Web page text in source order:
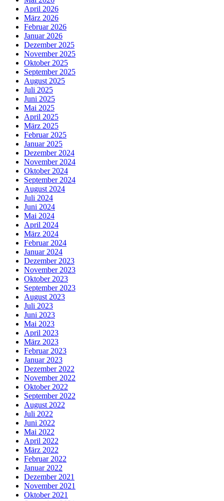
April 2026
März 2026
Februar 2026
Januar 2026
Dezember 2025
November 2025
Oktober 2025
September 2025
August 2025
Juli 2025
Juni 2025
Mai 2025
April 2025
März 2025
Februar 2025
Januar 2025
Dezember 2024
November 2024
Oktober 2024
September 2024
August 2024
Juli 2024
Juni 2024
Mai 2024
April 2024
März 2024
Februar 2024
Januar 2024
Dezember 2023
November 2023
Oktober 2023
September 2023
August 2023
Juli 2023
Juni 2023
Mai 2023
April 2023
März 2023
Februar 2023
Januar 2023
Dezember 2022
November 2022
Oktober 2022
September 2022
August 2022
Juli 2022
Juni 2022
Mai 2022
April 2022
März 2022
Februar 2022
Januar 2022
Dezember 2021
November 2021
Oktober 2021